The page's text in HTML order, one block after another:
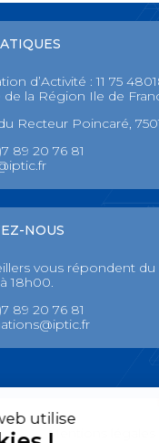
d’Activité : 11 75
de la Région Ile de
Recteur Poincaré,
89 20 76 81
NOUS
vous répondent
18h00.
89 20 76 81
Mentions légales
utilise